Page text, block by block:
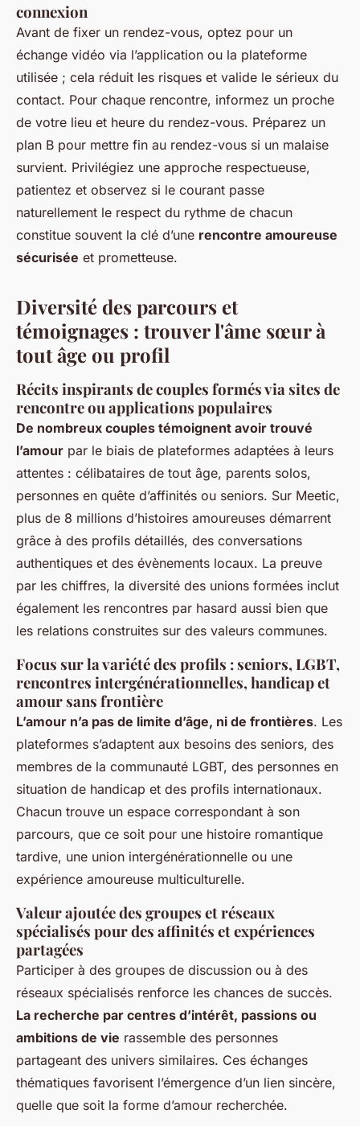
connexion
Avant de fixer un rendez-vous, optez pour un
échange vidéo via l’application ou la plateforme
utilisée ; cela réduit les risques et valide le sérieux du
contact. Pour chaque rencontre, informez un proche
de votre lieu et heure du rendez-vous. Préparez un
plan B pour mettre fin au rendez-vous si un malaise
survient. Privilégiez une approche respectueuse,
patientez et observez si le courant passe
naturellement le respect du rythme de chacun
constitue souvent la clé d’une rencontre amoureuse
sécurisée et prometteuse.
Diversité des parcours et
témoignages : trouver l'âme sœur à
tout âge ou profil
Récits inspirants de couples formés via sites de
rencontre ou applications populaires
De nombreux couples témoignent avoir trouvé
l’amour par le biais de plateformes adaptées à leurs
attentes : célibataires de tout âge, parents solos,
personnes en quête d’affinités ou seniors. Sur Meetic,
plus de 8 millions d’histoires amoureuses démarrent
grâce à des profils détaillés, des conversations
authentiques et des évènements locaux. La preuve
par les chiffres, la diversité des unions formées inclut
également les rencontres par hasard aussi bien que
les relations construites sur des valeurs communes.
Focus sur la variété des profils : seniors, LGBT,
rencontres intergénérationnelles, handicap et
amour sans frontière
L’amour n’a pas de limite d’âge, ni de frontières. Les
plateformes s’adaptent aux besoins des seniors, des
membres de la communauté LGBT, des personnes en
situation de handicap et des profils internationaux.
Chacun trouve un espace correspondant à son
parcours, que ce soit pour une histoire romantique
tardive, une union intergénérationnelle ou une
expérience amoureuse multiculturelle.
Valeur ajoutée des groupes et réseaux
spécialisés pour des affinités et expériences
partagées
Participer à des groupes de discussion ou à des
réseaux spécialisés renforce les chances de succès.
La recherche par centres d’intérêt, passions ou
ambitions de vie rassemble des personnes
partageant des univers similaires. Ces échanges
thématiques favorisent l’émergence d’un lien sincère,
quelle que soit la forme d’amour recherchée.